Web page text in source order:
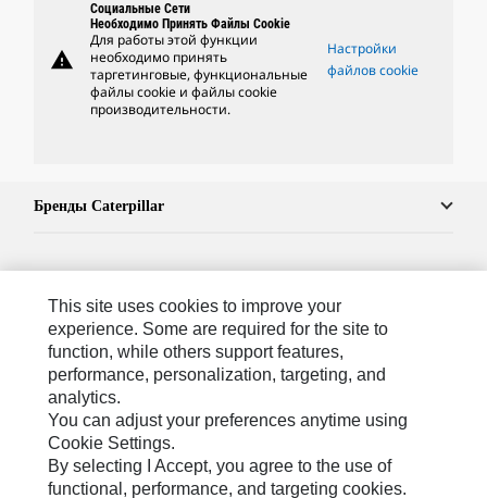
warning
Социальные Сети
Необходимо Принять Файлы Cookie
Для работы этой функции
необходимо принять
таргетинговые, функциональные
файлы cookie и файлы cookie
производительности.
Настройки
файлов cookie
Бренды Caterpillar
Связаться С Caterpillar
Карта Сайта
Cookie Settings
Юридическая Информация
Конфиденциальность Личных Данных
This site uses cookies to improve your
experience. Some are required for the site to
function, while others support features,
performance, personalization, targeting, and
analytics.
You can adjust your preferences anytime using
Cookie Settings.
By selecting I Accept, you agree to the use of
functional, performance, and targeting cookies.